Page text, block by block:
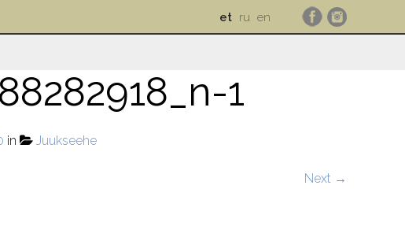
et ru en
1
in Juukseehe
Next →